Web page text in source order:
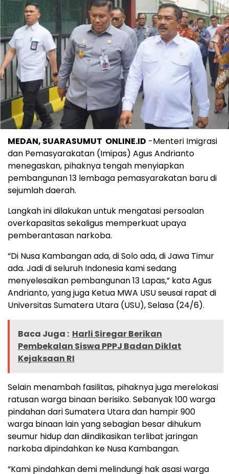
MEDAN, SUARASUMUT ONLINE.ID -Menteri Imigrasi
dan Pemasyarakatan (Imipas) Agus Andrianto
menegaskan, pihaknya tengah menyiapkan
pembangunan 13 lembaga pemasyarakatan baru di
sejumlah daerah.
Langkah ini dilakukan untuk mengatasi persoalan
overkapasitas sekaligus memperkuat upaya
pemberantasan narkoba.
“Di Nusa Kambangan ada, di Solo ada, di Jawa Timur
ada. Jadi di seluruh Indonesia kami sedang
menyelesaikan pembangunan 13 Lapas,” kata Agus
Andrianto, yang juga Ketua MWA USU seusai rapat di
Universitas Sumatera Utara (USU), Selasa (24/6).
Baca Juga : Harli Siregar Berikan
Pembekalan Siswa PPPJ Badan Diklat
Kejaksaan RI
Selain menambah fasilitas, pihaknya juga merelokasi
ratusan warga binaan berisiko. Sebanyak 100 warga
pindahan dari Sumatera Utara dan hampir 900
warga binaan lain yang sebagian besar dihukum
seumur hidup dan diindikasikan terlibat jaringan
narkoba dipindahkan ke Nusa Kambangan.
“Kami pindahkan demi melindungi hak asasi warga